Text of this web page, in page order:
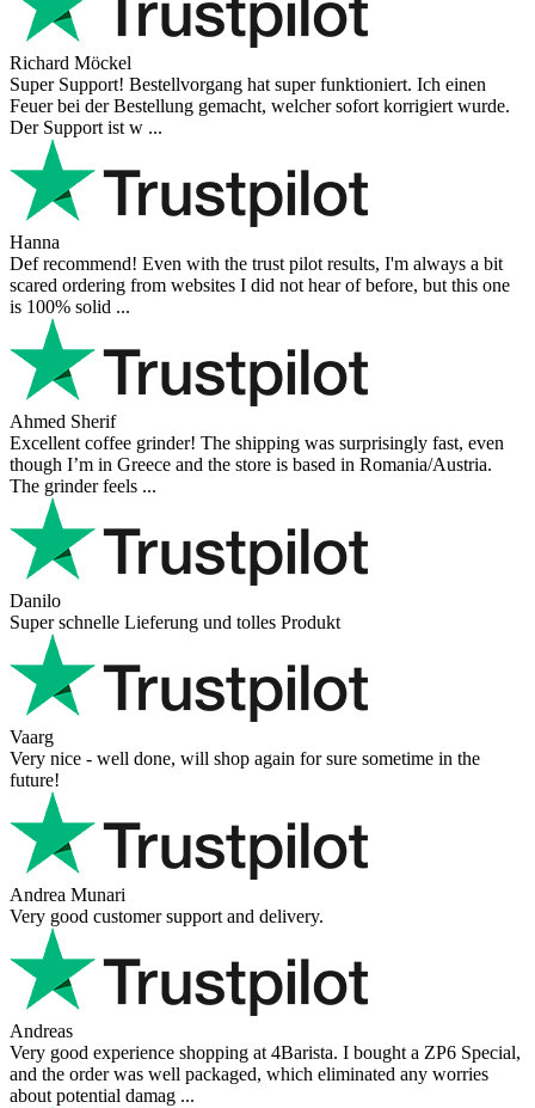
Richard Möckel
Super Support! Bestellvorgang hat super funktioniert. Ich einen
Feuer bei der Bestellung gemacht, welcher sofort korrigiert wurde.
Der Support ist w ...
Hanna
Def recommend! Even with the trust pilot results, I'm always a bit
scared ordering from websites I did not hear of before, but this one
is 100% solid ...
Ahmed Sherif
Excellent coffee grinder! The shipping was surprisingly fast, even
though I’m in Greece and the store is based in Romania/Austria.
The grinder feels ...
Danilo
Super schnelle Lieferung und tolles Produkt
Vaarg
Very nice - well done, will shop again for sure sometime in the
future!
Andrea Munari
Very good customer support and delivery.
Andreas
Very good experience shopping at 4Barista. I bought a ZP6 Special,
and the order was well packaged, which eliminated any worries
about potential damag ...